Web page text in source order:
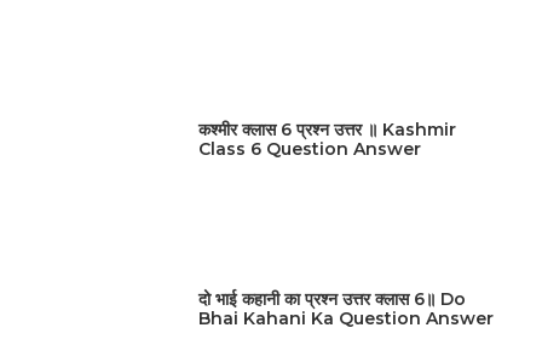
कश्मीर क्लास 6 प्रश्न उत्तर ॥ Kashmir
Class 6 Question Answer
दो भाई कहानी का प्रश्न उत्तर क्लास 6॥ Do
Bhai Kahani Ka Question Answer